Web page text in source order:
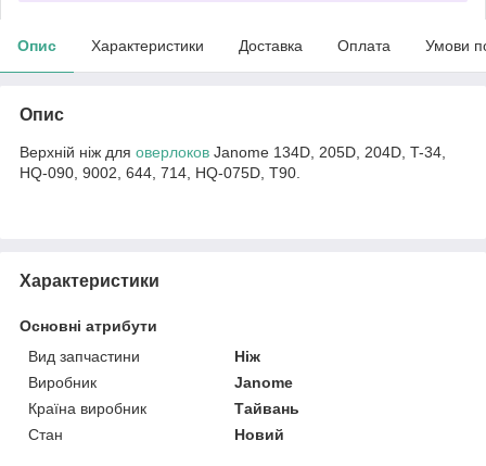
Опис Характеристики Доставка Оплата Умови
Опис
Верхній ніж для оверлоков Janome 134D, 205D, 204D, T-34,
HQ-090, 9002, 644, 714, HQ-075D, T90.
Характеристики
Основні атрибути
Вид запчастини
Ніж
Виробник
Janome
Країна виробник
Тайвань
Стан
Новий